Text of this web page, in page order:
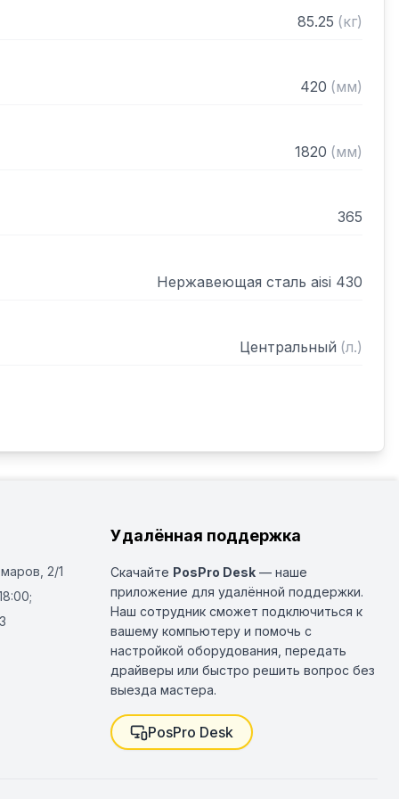
(жироуловителями)
85.25 (кг)
420 (мм)
1820 (мм)
365
Нержавеющая сталь aisi 430
Центральный (л.)
2/1
Удалённая поддержка
Скачайте PosPro Desk — наше
приложение для удалённой поддержки.
Наш сотрудник сможет подключиться к
вашему компьютеру и помочь с
настройкой оборудования, передать
драйверы или быстро решить вопрос без
выезда мастера.
PosPro Desk